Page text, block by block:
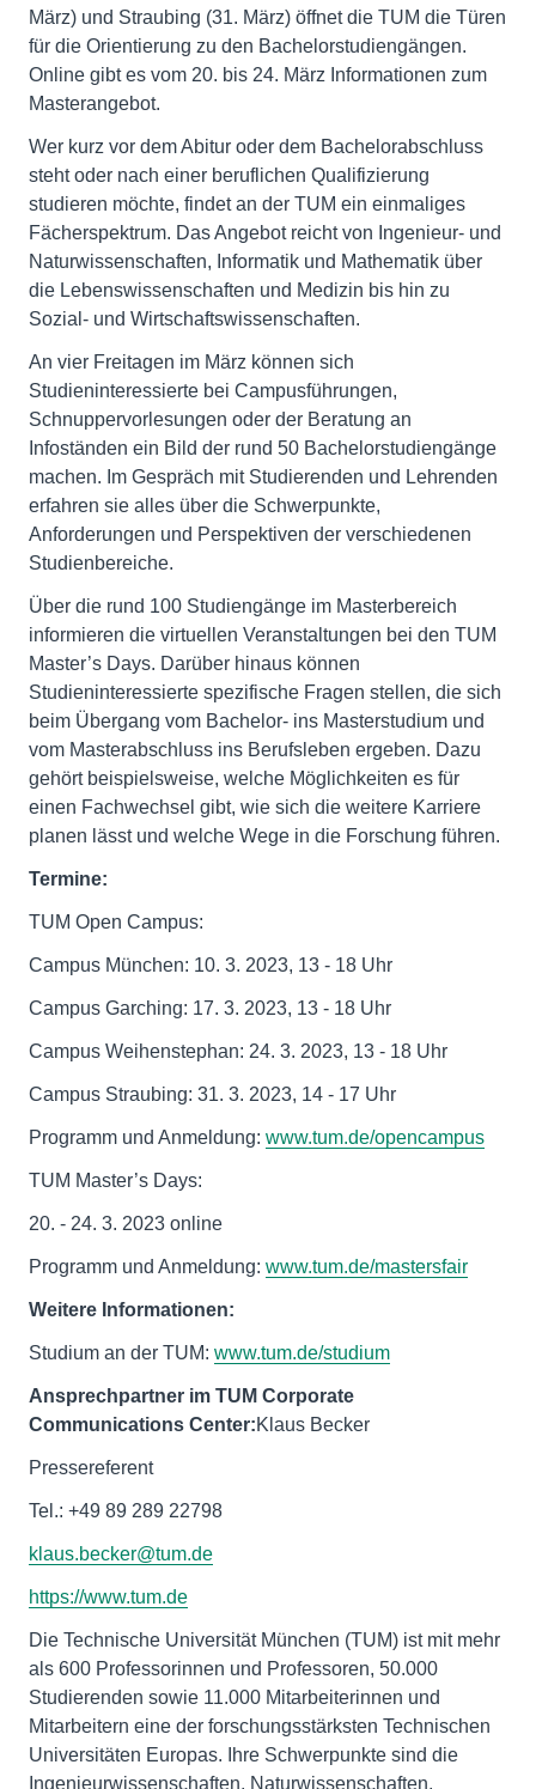
März) und Straubing (31. März) öffnet die TUM die Türen
für die Orientierung zu den Bachelorstudiengängen.
Online gibt es vom 20. bis 24. März Informationen zum
Masterangebot.
Wer kurz vor dem Abitur oder dem Bachelorabschluss
steht oder nach einer beruflichen Qualifizierung
studieren möchte, findet an der TUM ein einmaliges
Fächerspektrum. Das Angebot reicht von Ingenieur- und
Naturwissenschaften, Informatik und Mathematik über
die Lebenswissenschaften und Medizin bis hin zu
Sozial- und Wirtschaftswissenschaften.
An vier Freitagen im März können sich
Studieninteressierte bei Campusführungen,
Schnuppervorlesungen oder der Beratung an
Infoständen ein Bild der rund 50 Bachelorstudiengänge
machen. Im Gespräch mit Studierenden und Lehrenden
erfahren sie alles über die Schwerpunkte,
Anforderungen und Perspektiven der verschiedenen
Studienbereiche.
Über die rund 100 Studiengänge im Masterbereich
informieren die virtuellen Veranstaltungen bei den TUM
Master’s Days. Darüber hinaus können
Studieninteressierte spezifische Fragen stellen, die sich
beim Übergang vom Bachelor- ins Masterstudium und
vom Masterabschluss ins Berufsleben ergeben. Dazu
gehört beispielsweise, welche Möglichkeiten es für
einen Fachwechsel gibt, wie sich die weitere Karriere
planen lässt und welche Wege in die Forschung führen.
Termine:
TUM Open Campus:
Campus München: 10. 3. 2023, 13 - 18 Uhr
Campus Garching: 17. 3. 2023, 13 - 18 Uhr
Campus Weihenstephan: 24. 3. 2023, 13 - 18 Uhr
Campus Straubing: 31. 3. 2023, 14 - 17 Uhr
Programm und Anmeldung: www.tum.de/opencampus
TUM Master’s Days:
20. - 24. 3. 2023 online
Programm und Anmeldung: www.tum.de/mastersfair
Weitere Informationen:
Studium an der TUM: www.tum.de/studium
Ansprechpartner im TUM Corporate
Communications Center:Klaus Becker
Pressereferent
Tel.: +49 89 289 22798
klaus.becker@tum.de
https://www.tum.de
Die Technische Universität München (TUM) ist mit mehr
als 600 Professorinnen und Professoren, 50.000
Studierenden sowie 11.000 Mitarbeiterinnen und
Mitarbeitern eine der forschungsstärksten Technischen
Universitäten Europas. Ihre Schwerpunkte sind die
Ingenieurwissenschaften, Naturwissenschaften,